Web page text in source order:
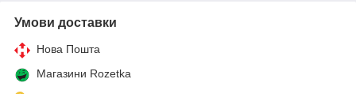
Умови доставки
Нова Пошта
Магазини Rozetka